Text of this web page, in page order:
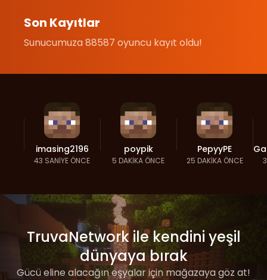
Son Kayıtlar
Sunucumuza 88587 oyuncu kayıt oldu!
imasing2196
43 SANIYE ÖNCE
poypik
5 DAKIKA ÖNCE
PepyyPE
25 DAKIKA ÖNCE
TruvaNetwork ile kendini yeşil
dünyaya bırak
Gücü eline alacağın eşyalar için mağazaya göz at!